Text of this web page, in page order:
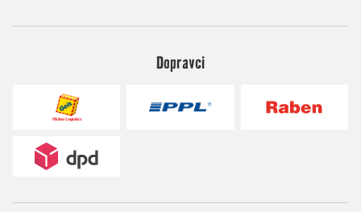
Dopravci